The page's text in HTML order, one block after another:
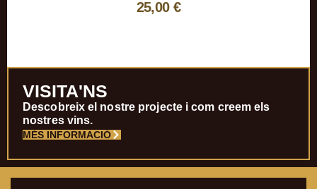
25,00 €
VISITA'NS
Descobreix el nostre projecte i com creem els
nostres vins.
MÉS INFORMACIÓ